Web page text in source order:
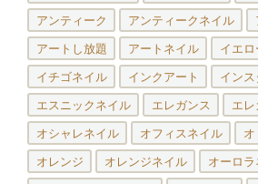
アンティーク アンティークネイル
アートし放題 アートネイル イエロ
イチゴネイル インクアート イン
エスニックネイル エレガンス エ
オシャレネイル オフィスネイル
オレンジ オレンジネイル オーロ